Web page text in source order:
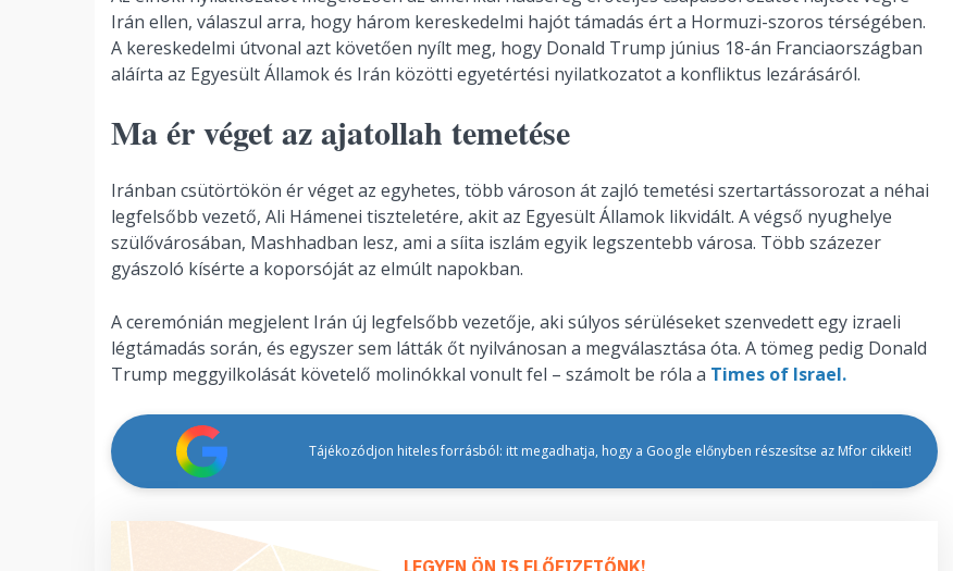
Irán ellen, válaszul arra, hogy három kereskedelmi hajót támadás ért a Hormuzi-szoros térségében.
A kereskedelmi útvonal azt követően nyílt meg, hogy Donald Trump június 18-án Franciaországban
aláírta az Egyesült Államok és Irán közötti egyetértési nyilatkozatot a konfliktus lezárásáról.
Ma ér véget az ajatollah temetése
Iránban csütörtökön ér véget az egyhetes, több városon át zajló temetési szertartássorozat a néhai
legfelsőbb vezető, Ali Hámenei tiszteletére, akit az Egyesült Államok likvidált. A végső nyughelye
szülővárosában, Mashhadban lesz, ami a síita iszlám egyik legszentebb városa. Több százezer
gyászoló kísérte a koporsóját az elmúlt napokban.
A ceremónián megjelent Irán új legfelsőbb vezetője, aki súlyos sérüléseket szenvedett egy izraeli
légtámadás során, és egyszer sem látták őt nyilvánosan a megválasztása óta. A tömeg pedig Donald
Trump meggyilkolását követelő molinókkal vonult fel – számolt be róla a Times of Israel.
Tájékozódjon hiteles forrásból: itt megadhatja, hogy a Google előnyben részesítse az Mfor cikkeit!
LEGYEN ÖN IS ELŐFIZETŐNK!